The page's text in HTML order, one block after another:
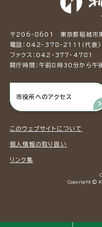
〒206-8601 東京都稲城市
電話：042-378-2111（代表）
ファクス：042-377-4781
開庁時間：午前8時30分から午
市役所へのアクセス
このウェブサイトについて
個人情報の取り扱い
リンク集
Copyright ©